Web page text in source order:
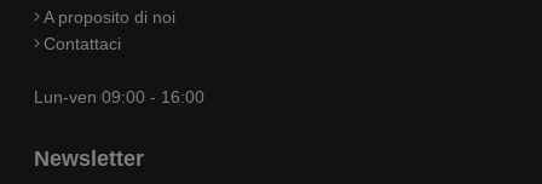
A proposito di noi
Contattaci
Lun-ven 09:00 - 16:00
Newsletter